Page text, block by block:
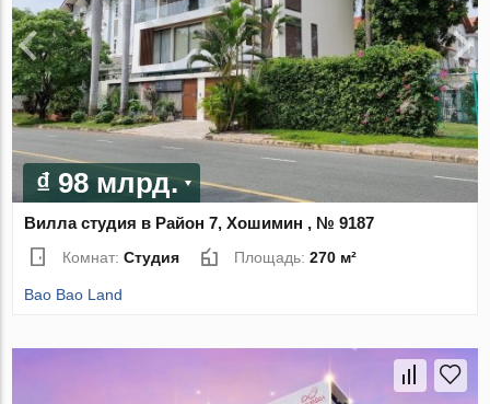
₫ 98 млрд.
Вилла студия в Район 7, Хошимин , № 9187
Комнат:Студия Площадь:270 м²
Bao Bao Land